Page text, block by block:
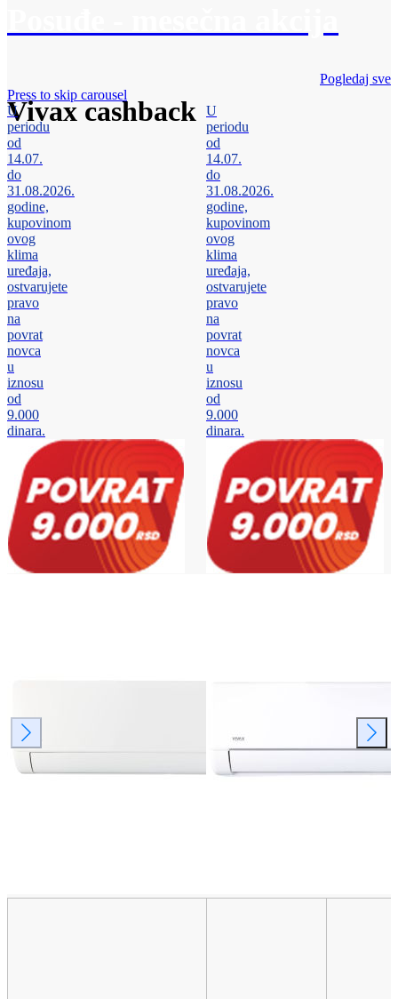
Vivax cashback
Pogledaj sve
Press to skip carousel
U
periodu
od
14.07.
do
31.08.2026.
godine,
kupovinom
ovog
klima
uređaja,
ostvarujete
pravo
na
povrat
novca
u
iznosu
od
9.000
dinara.
U
periodu
od
14.07.
do
31.08.2026.
godine,
kupovinom
ovog
klima
uređaja,
ostvarujete
pravo
na
povrat
novca
u
iznosu
od
9.000
dinara.